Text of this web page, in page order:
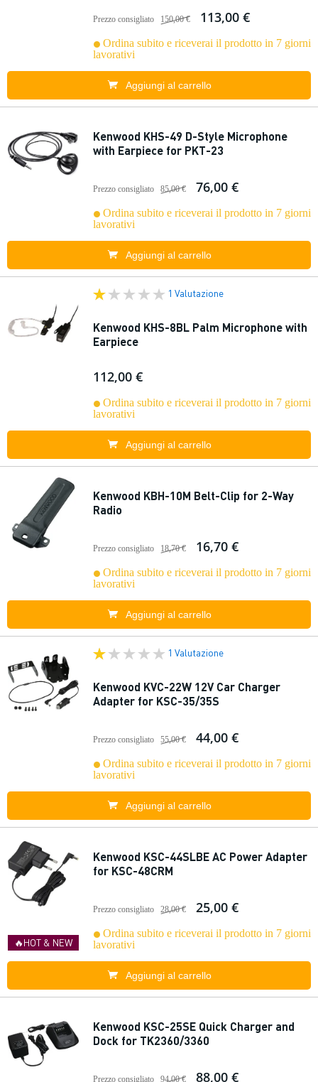
Prezzo consigliato 150,00 € 113,00 €
Ordina subito e riceverai il prodotto in 7 giorni
lavorativi
Aggiungi al carrello
Kenwood KHS-49 D-Style Microphone
with Earpiece for PKT-23
Prezzo consigliato 85,00 € 76,00 €
Ordina subito e riceverai il prodotto in 7 giorni
lavorativi
Aggiungi al carrello
1 Valutazione
Kenwood KHS-8BL Palm Microphone with
Earpiece
112,00 €
Ordina subito e riceverai il prodotto in 7 giorni
lavorativi
Aggiungi al carrello
Kenwood KBH-10M Belt-Clip for 2-Way
Radio
Prezzo consigliato 18,70 € 16,70 €
Ordina subito e riceverai il prodotto in 7 giorni
lavorativi
Aggiungi al carrello
1 Valutazione
Kenwood KVC-22W 12V Car Charger
Adapter for KSC-35/35S
Prezzo consigliato 55,00 € 44,00 €
Ordina subito e riceverai il prodotto in 7 giorni
lavorativi
Aggiungi al carrello
🔥HOT & NEW
Kenwood KSC-44SLBE AC Power Adapter
for KSC-48CRM
Prezzo consigliato 28,00 € 25,00 €
Ordina subito e riceverai il prodotto in 7 giorni
lavorativi
Aggiungi al carrello
Kenwood KSC-25SE Quick Charger and
Dock for TK2360/3360
Prezzo consigliato 94,00 € 88,00 €